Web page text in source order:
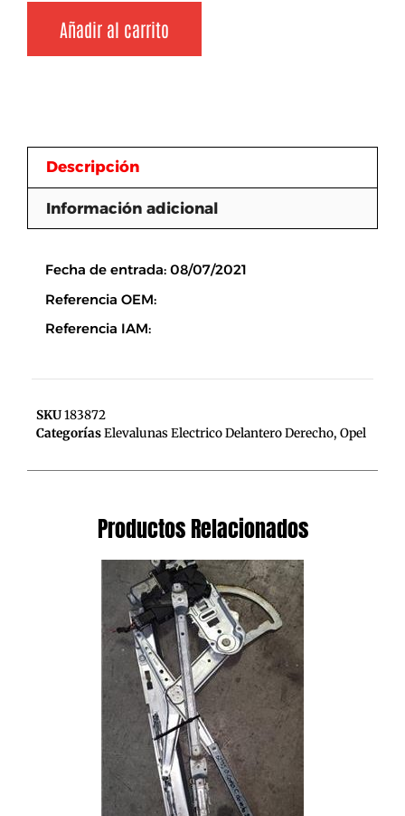
Añadir al carrito
Descripción
Información adicional
Fecha de entrada: 08/07/2021
Referencia OEM:
Referencia IAM:
SKU183872
CategoríasElevalunas Electrico Delantero Derecho, Opel
Productos Relacionados